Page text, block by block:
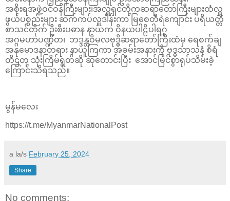
အစိုးရအဖွဲ့ဝင်ဝန်ကြီးများ၊အလှူရှင်တို့ကဆရာတော်ကြီးများထံလှူ
ဖွယ်ပစ္စည်းများ ဆက်ကပ်လှူဒါန်းကာ မြစေတီရဲကျောင်း ပရိယတ္တိ
စာသင်တိုက် ဦးစီးပဓာန နာယက ဝိနယပါဠိပါရဂူ
အဂ္ဂမဟာပဏ္ဍိတ၊ ဘဒ္ဒန္တဝိမလဗုဒ္ဓိဆရာတော်ကြီးထံမှ ရေစက်ချ
အနုမောဒနာတရား နာယူကြကာ အခမ်းအနားကို ဗုဒ္ဓသာသနံ စိရံ
တိဌတု သုံးကြိမ်ရွတ်ဆို ဆုတောင်းပြီး အောင်မြင်စွာရုပ်သိမ်းခဲ့
ကြောင်းသိရသည်။
မွန်မလေး
https://t.me/MyanmarNationalPost
a la/s February 25, 2024
Share
No comments: